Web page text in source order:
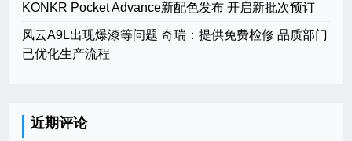
KONKR Pocket Advance新配色发布 开启新批次预订
风云A9L出现爆漆等问题 奇瑞：提供免费检修 品质部门
已优化生产流程
近期评论